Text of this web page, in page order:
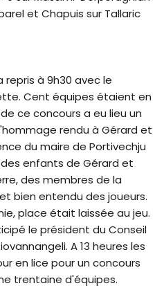
et Chapuis sur Tallaric
à 9h30 avec le
Cent équipes étaient en
ce concours a eu lieu un
rendu à Gérard et
du maire de Portivechju
enfants de Gérard et
des membres de la
bien entendu des joueurs.
place était laissée au jeu.
le président du Conseil
A 13 heures les
en lice pour un concours
trentaine d'équipes.